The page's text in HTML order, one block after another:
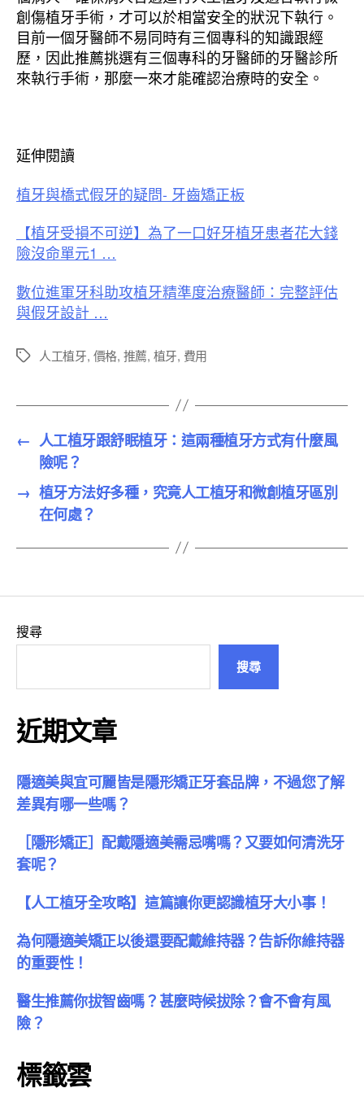
創傷植牙手術，才可以於相當安全的狀況下執行。
目前一個牙醫師不易同時有三個專科的知識跟經
歷，因此推薦挑選有三個專科的牙醫師的牙醫診所
來執行手術，那麼一來才能確認治療時的安全。
延伸閱讀
植牙與橋式假牙的疑問- 牙齒矯正板
【植牙受損不可逆】為了一口好牙植牙患者花大錢
險沒命單元1 …
數位進軍牙科助攻植牙精準度治療醫師：完整評估
與假牙設計 …
標
人工植牙, 價格, 推薦, 植牙, 費用
← 人工植牙跟舒眠植牙：這兩種植牙方式有什麼風
險呢？
→ 植牙方法好多種，究竟人工植牙和微創植牙區別
在何處？
搜尋
搜尋
近期文章
隱適美與宜可麗皆是隱形矯正牙套品牌，不過您了解
差異有哪一些嗎？
［隱形矯正］配戴隱適美需忌嘴嗎？又要如何清洗牙
套呢？
【人工植牙全攻略】這篇讓你更認識植牙大小事！
為何隱適美矯正以後還要配戴維持器？告訴你維持器
的重要性！
醫生推薦你拔智齒嗎？甚麼時候拔除？會不會有風
險？
標籤雲